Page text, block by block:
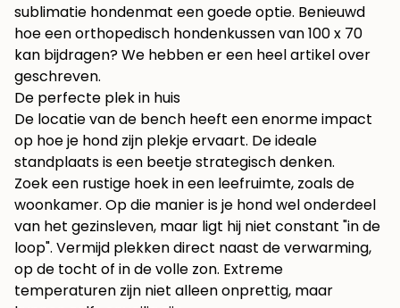
sublimatie hondenmat een goede optie. Benieuwd
hoe eenorthopedisch hondenkussen van 100 x 70
kan bijdragen? We hebben er een heel artikel over
geschreven.
De perfecte plek in huis
De locatie van de bench heeft een enorme impact
op hoe je hond zijn plekje ervaart. De ideale
standplaats is een beetje strategisch denken.
Zoek een rustige hoek in een leefruimte, zoals de
woonkamer. Op die manier is je hond wel onderdeel
van het gezinsleven, maar ligt hij niet constant "in de
loop". Vermijd plekken direct naast de verwarming,
op de tocht of in de volle zon. Extreme
temperaturen zijn niet alleen onprettig, maar